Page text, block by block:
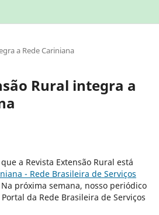
a Rede Cariniana
Rural integra a
a Revista Extensão Rural está
- Rede Brasileira de Serviços
Na próxima semana, nosso periódico
da Rede Brasileira de Serviços